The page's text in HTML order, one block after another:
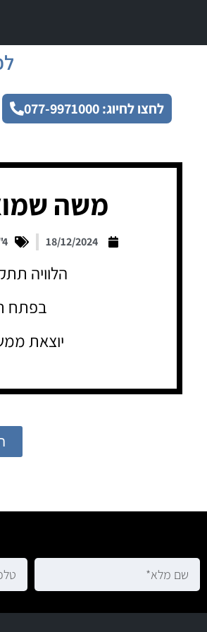
לחצו לחיוג: 077-9971000
משה
18/12/2024
4"
הלוויה
בפתח
יוצאת